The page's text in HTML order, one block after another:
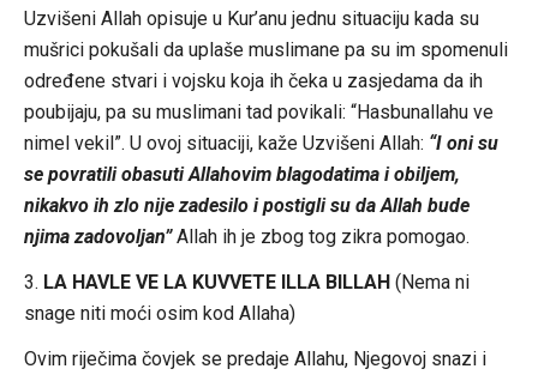
Uzvišeni Allah opisuje u Kur’anu jednu situaciju kada su
mušrici pokušali da uplaše muslimane pa su im spomenuli
određene stvari i vojsku koja ih čeka u zasjedama da ih
poubijaju, pa su muslimani tad povikali: “Hasbunallahu ve
nimel vekil”. U ovoj situaciji, kaže Uzvišeni Allah: “I oni su
se povratili obasuti Allahovim blagodatima i obiljem,
nikakvo ih zlo nije zadesilo i postigli su da Allah bude
njima zadovoljan”Allah ih je zbog tog zikra pomogao.
3. LA HAVLE VE LA KUVVETE ILLA BILLAH (Nema ni
snage niti moći osim kod Allaha)
Ovim riječima čovjek se predaje Allahu, Njegovoj snazi i